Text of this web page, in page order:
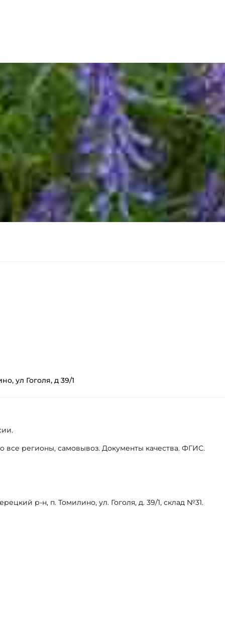
ул Гоголя, д 39/1
все регионы, самовывоз. Документы качества. ФГИС.
р-н, п. Томилино, ул. Гоголя, д. 39/1, склад №31.